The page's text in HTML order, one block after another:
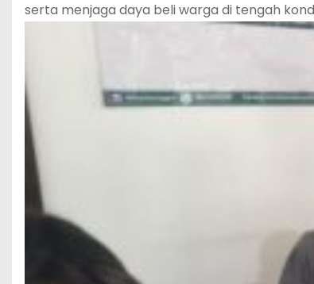
serta menjaga daya beli warga di tengah